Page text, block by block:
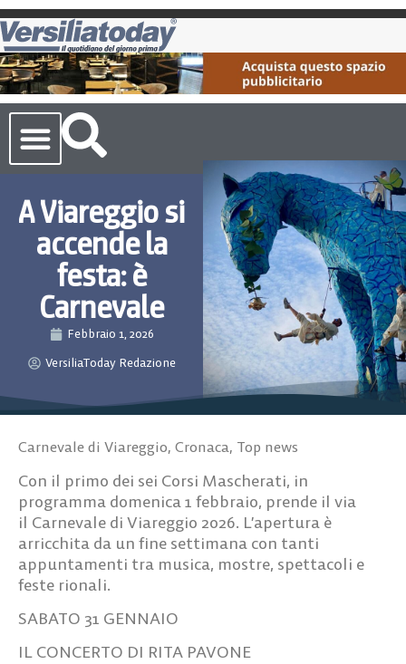
A Viareggio si
accende la
festa: è
Carnevale
Febbraio 1, 2026
VersiliaToday Redazione
Carnevale di Viareggio, Cronaca, Top news
Con il primo dei sei Corsi Mascherati, in
programma domenica 1 febbraio, prende il via
il Carnevale di Viareggio 2026. L’apertura è
arricchita da un fine settimana con tanti
appuntamenti tra musica, mostre, spettacoli e
feste rionali.
SABATO 31 GENNAIO
IL CONCERTO DI RITA PAVONE